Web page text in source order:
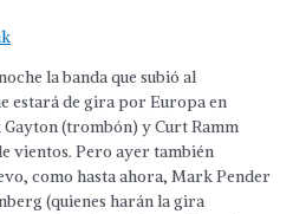
la banda que subió al
estará de gira por Europa en
(trombón) y Curt Ramm
vientos. Pero ayer también
como hasta ahora, Mark Pender
(quienes harán la gira